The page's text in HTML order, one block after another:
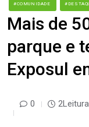
#COMUNIDADE
Mais de
parque e
Exposul
0 2Leitura